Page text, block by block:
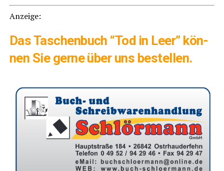
Anzei­ge:
Das Taschen­buch “Tod in Leer” kön­
nen Sie ger­ne über uns bestellen.